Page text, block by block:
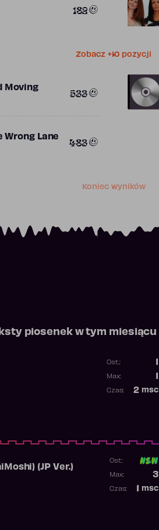
182
Zobacz +10 pozycji
Moving 533
Wrong Lane 483
Koniec wyników
piosenek w tym miesiącu
Ost.:
Max:
2 msc
Czas:
(JP Ver.)
Ost:
3
Max:
msc
Czas: